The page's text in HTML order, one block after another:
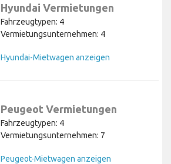
Hyundai Vermietungen
Fahrzeugtypen: 4
Vermietungsunternehmen: 4
Hyundai-Mietwagen anzeigen
Peugeot Vermietungen
Fahrzeugtypen: 4
Vermietungsunternehmen: 7
Peugeot-Mietwagen anzeigen